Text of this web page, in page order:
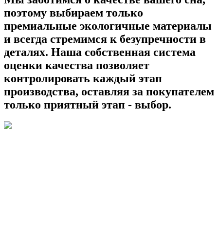
поэтому выбираем только
премиальные экологичные материалы
и всегда стремимся к безупречности в
деталях. Наша собственная система
оценки качества позволяет
контролировать каждый этап
производства, оставляя за покупателем
только приятный этап - выбор.